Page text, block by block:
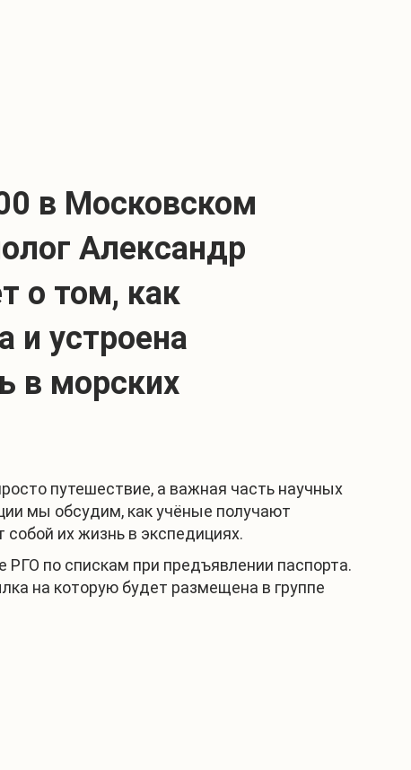
в Московском
Александр
о том, как
и устроена
в морских
путешествие, а важная часть научных
мы обсудим, как учёные получают
их жизнь в экспедициях.
РГО по спискам при предъявлении паспорта.
на которую будет размещена в группе